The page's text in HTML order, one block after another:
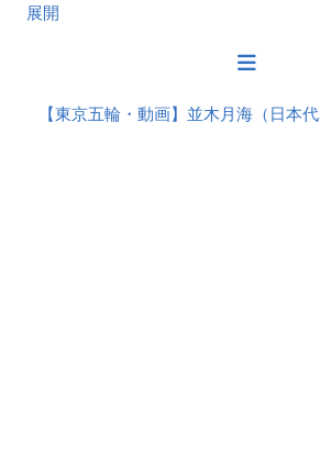
展開
【東京五輪・動画】並木月海（日本